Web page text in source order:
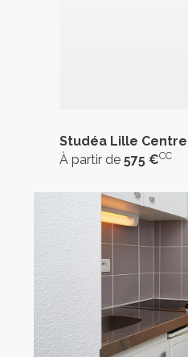
Studéa Lille Centre
À partir de 575 €CC